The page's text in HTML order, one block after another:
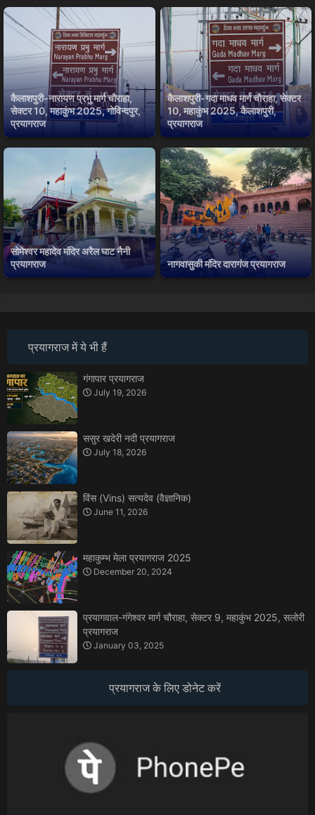
कैलाशपुरी-नारायण प्रभु मार्ग चौराहा,
सेक्टर 10, महाकुंभ 2025, गोविन्दपुर,
प्रयागराज
कैलाशपुरी-गदा माधव मार्ग चौराहा, सेक्टर
10, महाकुंभ 2025, कैलाशपुरी,
प्रयागराज
सोमेश्वर महादेव मंदिर अरैल घाट नैनी
प्रयागराज
नागवासुकी मंदिर दारागंज प्रयागराज
प्रयागराज में ये भी हैं
गंगापार प्रयागराज
July 19, 2026
ससुर खदेरी नदी प्रयागराज
July 18, 2026
विंस (Vins) सत्यदेव (वैज्ञानिक)
June 11, 2026
महाकुम्भ मेला प्रयागराज 2025
December 20, 2024
प्रयागवाल-गंगेश्वर मार्ग चौराहा, सेक्टर 9, महाकुंभ 2025, सलोरी
प्रयागराज
January 03, 2025
प्रयागराज के लिए डोनेट करें